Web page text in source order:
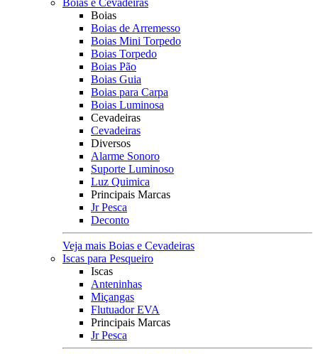
Boias e Cevadeiras
Boias
Boias de Arremesso
Boias Mini Torpedo
Boias Torpedo
Boias Pão
Boias Guia
Boias para Carpa
Boias Luminosa
Cevadeiras
Cevadeiras
Diversos
Alarme Sonoro
Suporte Luminoso
Luz Quimica
Principais Marcas
Jr Pesca
Deconto
Veja mais Boias e Cevadeiras
Iscas para Pesqueiro
Iscas
Anteninhas
Miçangas
Flutuador EVA
Principais Marcas
Jr Pesca